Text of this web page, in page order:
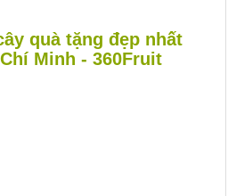
quà tặng đẹp nhất
Minh - 360Fruit